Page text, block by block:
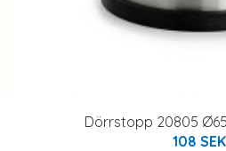
Dörrstopp 20805
108 SEK